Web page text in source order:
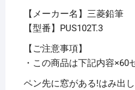
ヤ
マ
ブ
キ
PUS102T.3
【メーカー名】三菱鉛筆
【型番】PUS102T.3
【ご注意事項】
・この商品は下記内容×60
ペン先に窓がある!はみ出